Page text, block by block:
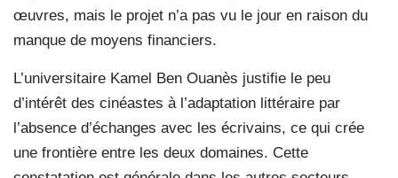
œuvres, mais le projet n’a pas vu le jour en raison du
manque de moyens financiers.
L’universitaire Kamel Ben Ouanès justifie le peu
d’intérêt des cinéastes à l’adaptation littéraire par
l’absence d’échanges avec les écrivains, ce qui crée
une frontière entre les deux domaines. Cette